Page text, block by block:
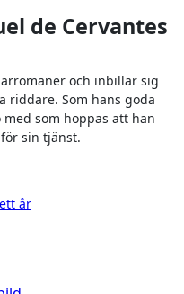
de Cervantes
och inbillar sig
riddare. Som hans goda
som hoppas att han
sin tjänst.
år